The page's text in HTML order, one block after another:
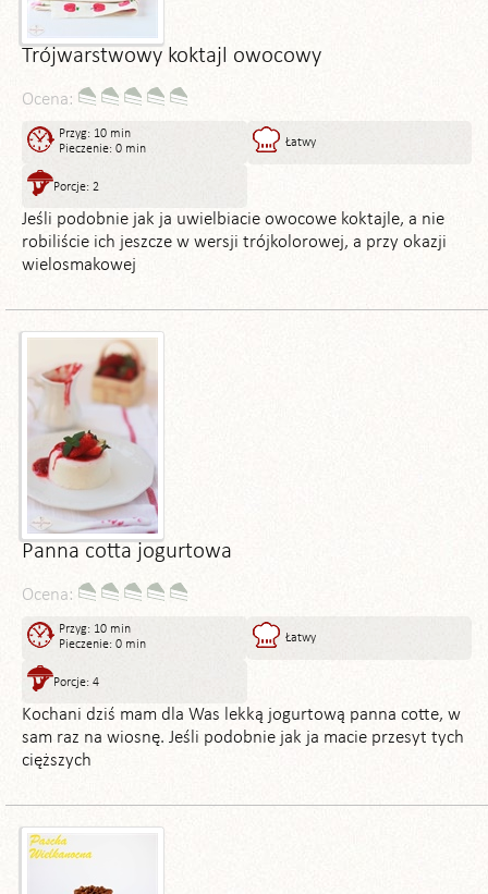
Trójwarstwowy koktajl owocowy
Ocena:
Przyg: 10 min
Pieczenie: 0 min
Łatwy
Porcje: 2
Jeśli podobnie jak ja uwielbiacie owocowe koktajle, a nie
robiliście ich jeszcze w wersji trójkolorowej, a przy okazji
wielosmakowej
Panna cotta jogurtowa
Ocena:
Przyg: 10 min
Pieczenie: 0 min
Łatwy
Porcje: 4
Kochani dziś mam dla Was lekką jogurtową panna cotte, w
sam raz na wiosnę. Jeśli podobnie jak ja macie przesyt tych
cięższych